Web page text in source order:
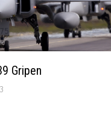
Gripen